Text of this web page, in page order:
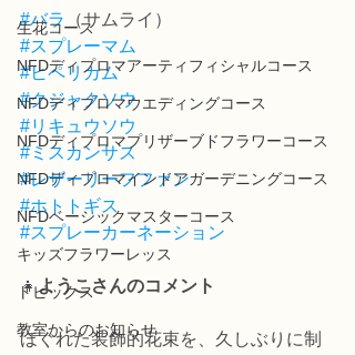
生花コース
NFDディプロマアーティフィシャルコース
NFDディプロマウエディングコース
NFDディプロマプリザーブドフラワーコース
NFDディプロマインドアガーデニングコース
NFDベーシックマスターコース
キッズフラワーレッス
トピックス
教室からのお知らせ
#バラ
（サムライ）
#スプレーマム
#ヒペリカム
#クジャクソウ
#リキュウソウ
#ミスカンサス
#レザーリーフファン
#ホトトギス
#スプレーカーネーション
👧ようこさんのコメント
ほぐれた装飾的花束を、久しぶりに制